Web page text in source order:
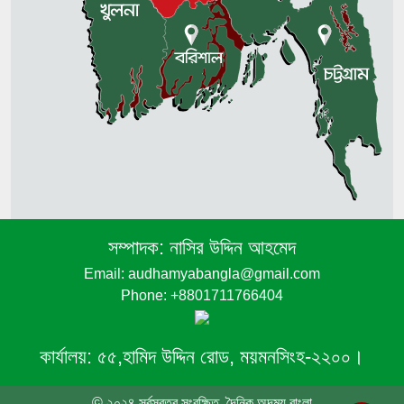
সম্পাদক: নাসির উদ্দিন আহমেদ
Email: audhamyabangla@gmail.com
Phone: +8801711766404
কার্যালয়: ৫৫,হামিদ উদ্দিন রোড, ময়মনসিংহ-২২০০।